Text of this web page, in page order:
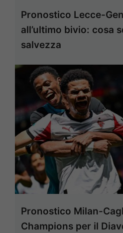
Pronostico Lecce-
all’ultimo bivio: cosa
salvezza
Pronostico Milan-
Champions per il